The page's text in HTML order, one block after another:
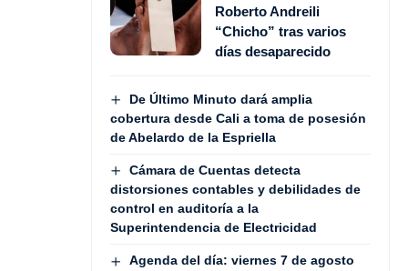
Roberto Andreili
“Chicho” tras varios
días desaparecido
De Último Minuto dará amplia
cobertura desde Cali a toma de posesión
de Abelardo de la Espriella
Cámara de Cuentas detecta
distorsiones contables y debilidades de
control en auditoría a la
Superintendencia de Electricidad
Agenda del día: viernes 7 de agosto